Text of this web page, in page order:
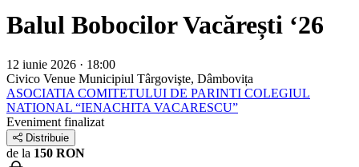
Balul Bobocilor Vacărești ‘26
12 iunie 2026 · 18:00
Civico Venue Municipiul Târgovişte, Dâmbovița
ASOCIATIA COMITETULUI DE PARINTI COLEGIUL
NATIONAL “IENACHITA VACARESCU”
Eveniment finalizat
Distribuie
de la 150 RON